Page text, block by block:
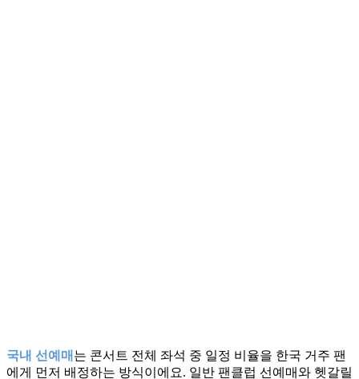
국내 선예매 는 콘서트 전체 좌석 중 일정 비율을 한국 거주 팬
에게 먼저 배정하는 방식이에요. 일반 팬클럽 선예매와 헷갈릴